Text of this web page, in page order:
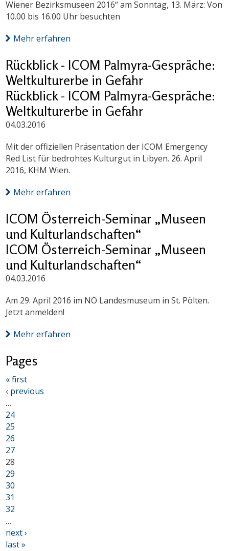
Wiener Bezirksmuseen 2016“ am Sonntag, 13. März: Von
10.00 bis 16.00 Uhr besuchten
Mehr erfahren
Rückblick - ICOM Palmyra-Gespräche:
Weltkulturerbe in Gefahr
Rückblick - ICOM Palmyra-Gespräche:
Weltkulturerbe in Gefahr
04.03.2016
Mit der offiziellen Präsentation der ICOM Emergency
Red List für bedrohtes Kulturgut in Libyen. 26. April
2016, KHM Wien.
Mehr erfahren
ICOM Österreich-Seminar „Museen
und Kulturlandschaften“
ICOM Österreich-Seminar „Museen
und Kulturlandschaften“
04.03.2016
Am 29. April 2016 im NÖ Landesmuseum in St. Pölten.
Jetzt anmelden!
Mehr erfahren
Pages
« first
‹ previous
…
24
25
26
27
28
29
30
31
32
…
next ›
last »